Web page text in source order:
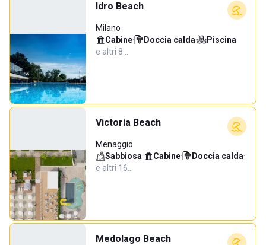
Idro Beach
Milano
Cabine· Doccia calda· Piscina·
e altri 8…
Victoria Beach
Menaggio
Sabbiosa· Cabine· Doccia calda·
e altri 16…
Medolago Beach